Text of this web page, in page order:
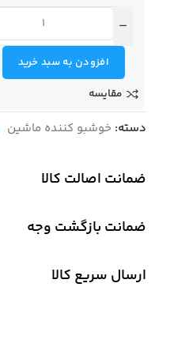
افزودن به سبد خرید
مقایسه
دسته: خوشبو کننده ماشین
ضمانت اصالت کالا
ضمانت بازگشت وجه
ارسال سریع کالا